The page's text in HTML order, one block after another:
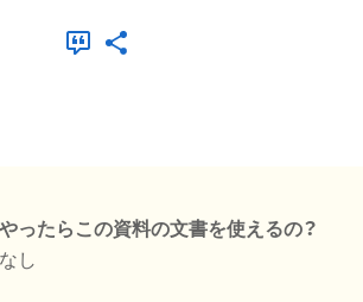
ったらこの資料の文書を使えるの？
し